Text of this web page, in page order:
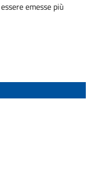
emesse più